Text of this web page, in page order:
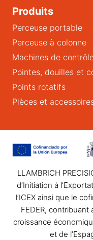
Produits
Perceuse portable
Perceuse à colonne
Machines de
Pointes, douilles et
Points rotatifs
Pièces et
LLAMBRICH
d’Initiation à
l’ICEX ainsi que le
FEDER, contribuant
croissance
et de